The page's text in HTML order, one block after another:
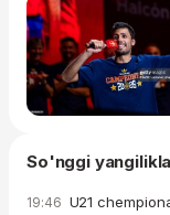
So'nggi
19:46 U21